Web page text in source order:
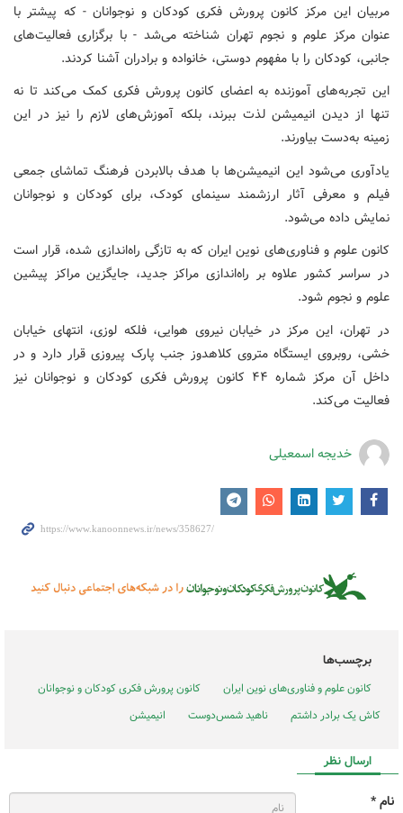
مربیان این مرکز کانون پرورش فکری کودکان و نوجوانان - که پیشتر با
عنوان مرکز علوم و نجوم تهران شناخته می‌شد - با برگزاری فعالیت‌های
جانبی، کودکان را با مفهوم دوستی، خانواده و برادران آشنا کردند.
این تجربه‌های آموزنده به اعضای کانون پرورش فکری کمک می‌کند تا نه
تنها از دیدن انیمیشن لذت ببرند، بلکه آموزش‌های لازم را نیز در این
زمینه به‌دست بیاورند.
یادآوری می‌شود این انیمیشن‌ها با هدف بالابردن فرهنگ تماشای جمعی
فیلم و معرفی آثار ارزشمند سینمای کودک، برای کودکان و نوجوانان
نمایش داده می‌شود.
کانون علوم و فناوری‌های نوین ایران که به تازگی راه‌اندازی شده، قرار است
در سراسر کشور علاوه بر راه‌اندازی مراکز جدید، جایگزین مراکز پیشین
علوم و نجوم ‌شود.
در تهران، این مرکز در خیابان نیروی هوایی، فلکه لوزی، انتهای خیابان
خشی، روبروی ایستگاه متروی کلاهدوز جنب پارک پیروزی قرار دارد و در
داخل آن مرکز شماره ۴۴ کانون پرورش فکری کودکان و نوجوانان نیز
فعالیت می‌کند.
خدیجه اسمعیلی
برچسب‌ها
کانون علوم و فناوری‌های نوین ایران
کانون پرورش فکری کودکان و نوجوانان
کاش یک برادر داشتم
ناهید شمس‌دوست انیمیشن
ارسال نظر
نام *